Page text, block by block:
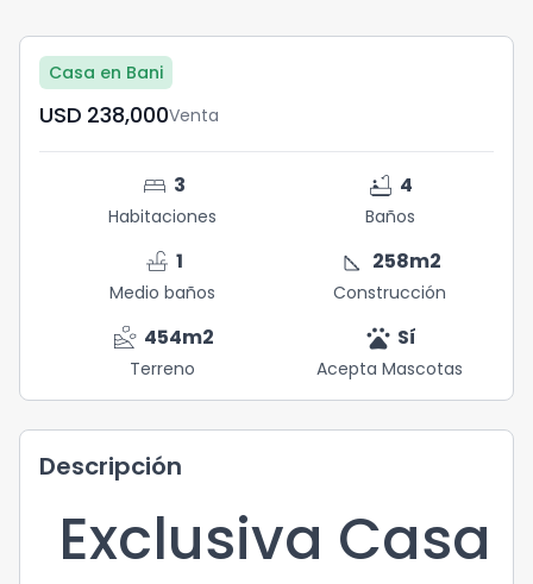
Casa en Bani
USD	238,000Venta
bed 3
Habitaciones
bathtub 4
Baños
faucet 1
Medio baños
square_foot 258m2
Construcción
landslide 454m2
Terreno
pets Sí
Acepta Mascotas
Descripción
Exclusiva Casa